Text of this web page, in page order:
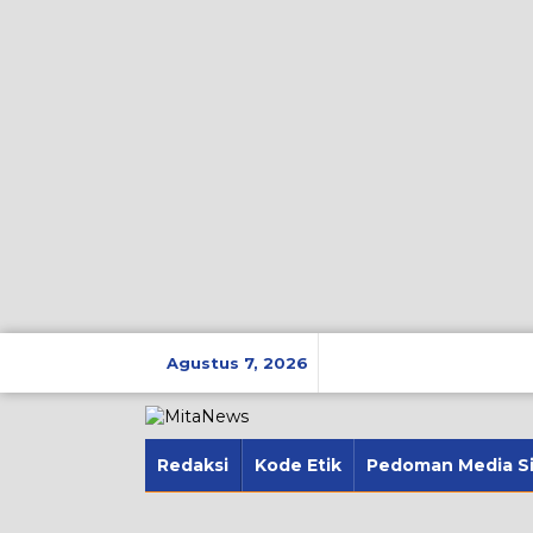
Agustus 7, 2026
Redaksi Kode Etik Pedoman Media